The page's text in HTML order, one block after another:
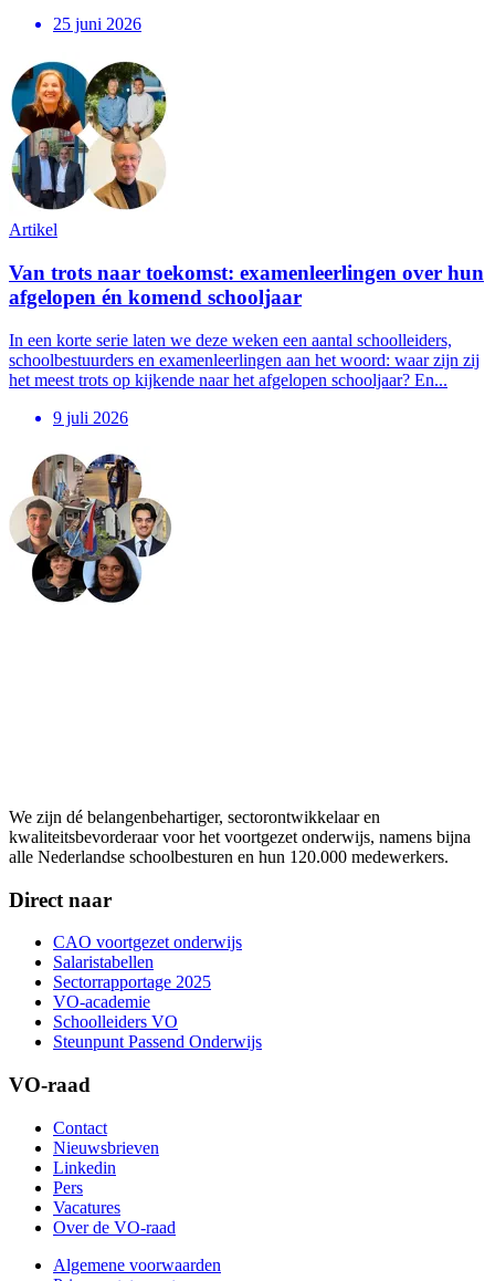
25 juni 2026
Artikel
Van trots naar toekomst: examenleerlingen over hun
afgelopen én komend schooljaar
In een korte serie laten we deze weken een aantal schoolleiders,
schoolbestuurders en examenleerlingen aan het woord: waar zijn zij
het meest trots op kijkende naar het afgelopen schooljaar? En...
9 juli 2026
We zijn dé belangenbehartiger, sectorontwikkelaar en
kwaliteitsbevorderaar voor het voortgezet onderwijs, namens bijna
alle Nederlandse schoolbesturen en hun 120.000 medewerkers.
Direct naar
CAO voortgezet onderwijs
Salaristabellen
Sectorrapportage 2025
VO-academie
Schoolleiders VO
Steunpunt Passend Onderwijs
VO-raad
Contact
Nieuwsbrieven
Linkedin
Pers
Vacatures
Over de VO-raad
Algemene voorwaarden